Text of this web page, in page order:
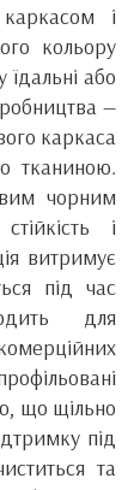
і
кольору
або
—
каркаса
тканиною.
чорним
і
витримує
під час
для
що щільно
під
та